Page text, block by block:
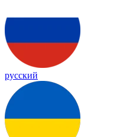
русский